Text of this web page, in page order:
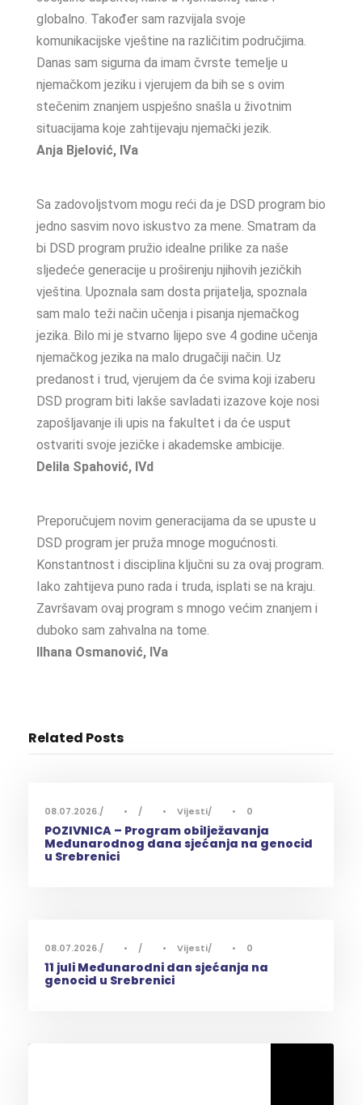
globalno. Također sam razvijala svoje
komunikacijske vještine na različitim područjima.
Danas sam sigurna da imam čvrste temelje u
njemačkom jeziku i vjerujem da bih se s ovim
stečenim znanjem uspješno snašla u životnim
situacijama koje zahtijevaju njemački jezik.
Anja Bjelović, IVa
Sa zadovoljstvom mogu reći da je DSD program bio
jedno sasvim novo iskustvo za mene. Smatram da
bi DSD program pružio idealne prilike za naše
sljedeće generacije u proširenju njihovih jezičkih
vještina. Upoznala sam dosta prijatelja, spoznala
sam malo teži način učenja i pisanja njemačkog
jezika. Bilo mi je stvarno lijepo sve 4 godine učenja
njemačkog jezika na malo drugačiji način. Uz
predanost i trud, vjerujem da će svima koji izaberu
DSD program biti lakše savladati izazove koje nosi
zapošljavanje ili upis na fakultet i da će usput
ostvariti svoje jezičke i akademske ambicije.
Delila Spahović, IVd
Preporučujem novim generacijama da se upuste u
DSD program jer pruža mnoge mogućnosti.
Konstantnost i disciplina ključni su za ovaj program.
Iako zahtijeva puno rada i truda, isplati se na kraju.
Završavam ovaj program s mnogo većim znanjem i
duboko sam zahvalna na tome.
Ilhana Osmanović, IVa
Related Posts
08.07.2026. • • Vijesti • 0
POZIVNICA – Program obilježavanja
Međunarodnog dana sjećanja na genocid
u Srebrenici
08.07.2026. • • Vijesti • 0
11 juli Međunarodni dan sjećanja na
genocid u Srebrenici